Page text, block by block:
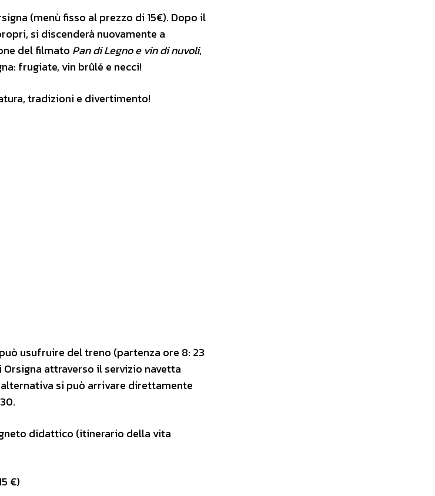
(menù fisso al prezzo di 15€). Dopo il
si discenderà nuovamente a
del filmato Pan di Legno e vin di nuvoli,
frugiate, vin brûlé e necci!
tradizioni e divertimento!
usufruire del treno (partenza ore 8: 23
attraverso il servizio navetta
si può arrivare direttamente
didattico (itinerario della vita
€)